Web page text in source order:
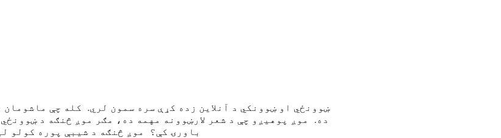
ښوونځي او ښوونکي د آنلاین زده کړې سره سمون لري. کله چې ماشومان
ده. موږ پوهیږو چې د شعر لارښوونه مهمه ده، مګر موږ څنګه د
باورۍ کې؟ موږ څنګه د شیبې پوره کولو